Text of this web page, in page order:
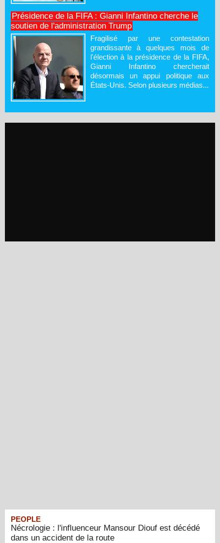
Présidence de la FIFA : Gianni Infantino cherche le
soutien de l'administration Trump
Fragilisé par une contestation
grandissante à quelques mois de
l'élection à la présidence de la FIFA,
Gianni Infantino chercherait
désormais un appui politique aux
États-Unis. Selon plusieurs médias...
PEOPLE
Nécrologie : l'influenceur Mansour Diouf est décédé
dans un accident de la route